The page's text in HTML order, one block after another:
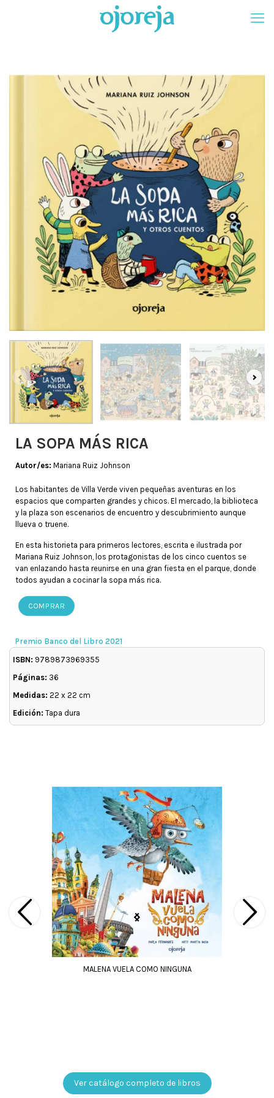
LA SOPA MÁS RICA
Autor/es: Mariana Ruiz Johnson
Los habitantes de Villa Verde viven pequeñas aventuras en los
espacios que comparten grandes y chicos. El mercado, la biblioteca
y la plaza son escenarios de encuentro y descubrimiento aunque
llueva o truene.
En esta historieta para primeros lectores, escrita e ilustrada por
Mariana Ruiz Johnson, los protagonistas de los cinco cuentos se
van enlazando hasta reunirse en una gran fiesta en el parque, donde
todos ayudan a cocinar la sopa más rica.
COMPRAR
Premio Banco del Libro 2021
ISBN: 9789873969355
Páginas: 36
Medidas: 22 x 22 cm
Edición: Tapa dura
MALENA VUELA COMO NINGUNA
Ver catálogo completo de libros